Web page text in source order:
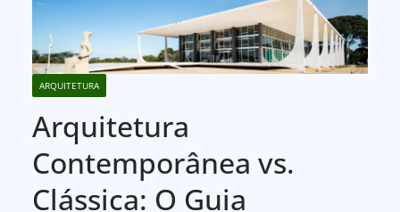
ARQUITETURA
Arquitetura
Contemporânea vs.
Clássica: O Guia